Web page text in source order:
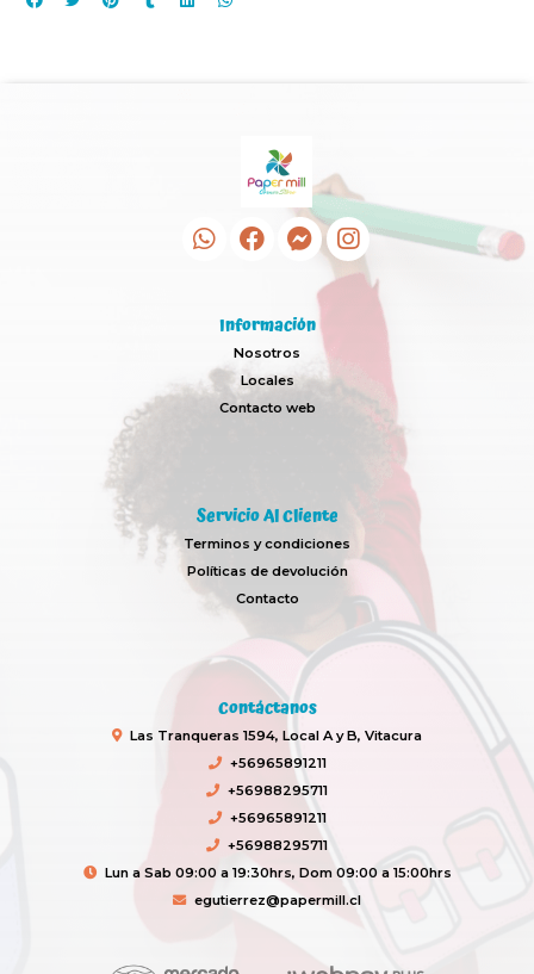
Información
Nosotros
Locales
Contacto web
Servicio Al Cliente
Terminos y condiciones
Políticas de devolución
Contacto
Contáctanos
Las Tranqueras 1594, Local A y B, Vitacura
+56965891211
+56988295711
+56965891211
+56988295711
Lun a Sab 09:00 a 19:30hrs, Dom 09:00 a 15:00hrs
egutierrez@papermill.cl